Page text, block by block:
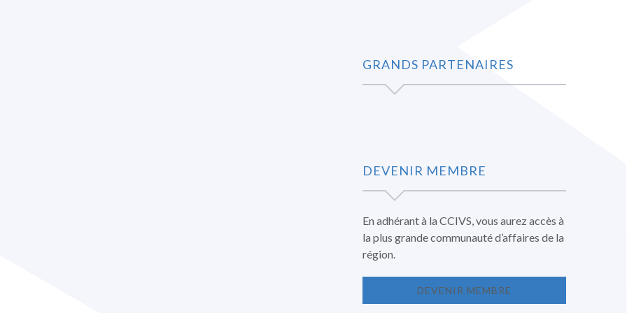
GRANDS PARTENAIRES
DEVENIR MEMBRE
En adhérant à la CCIVS, vous aurez accès à
la plus grande communauté d’affaires de la
région.
DEVENIR MEMBRE